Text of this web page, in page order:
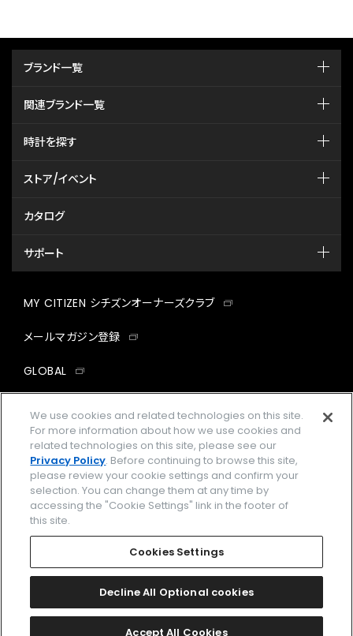
ブランド一覧
関連ブランド一覧
時計を探す
ストア/イベント
カタログ
サポート
MY CITIZEN シチズンオーナーズクラブ
メールマガジン登録
GLOBAL
facebookinstagramtwitter
企業情報 ご利用規約
プライバシーポリシー Cookies Settings
Amazon PayはAmazon.com, Inc.またはその関連会社の商標です。
2026 CITIZEN WATCH CO., LTD.
We use cookies and related technologies on this site.
For more information about how we use cookies and
related technologies on this site, please see our
Privacy Policy. Before continuing to browse this site,
please review your cookie settings and confirm your
selection. You can change them at any time by
accessing the "Cookie Settings" link in the footer of
this site.
Cookies Settings
Decline All Optional cookies
Accept All Cookies